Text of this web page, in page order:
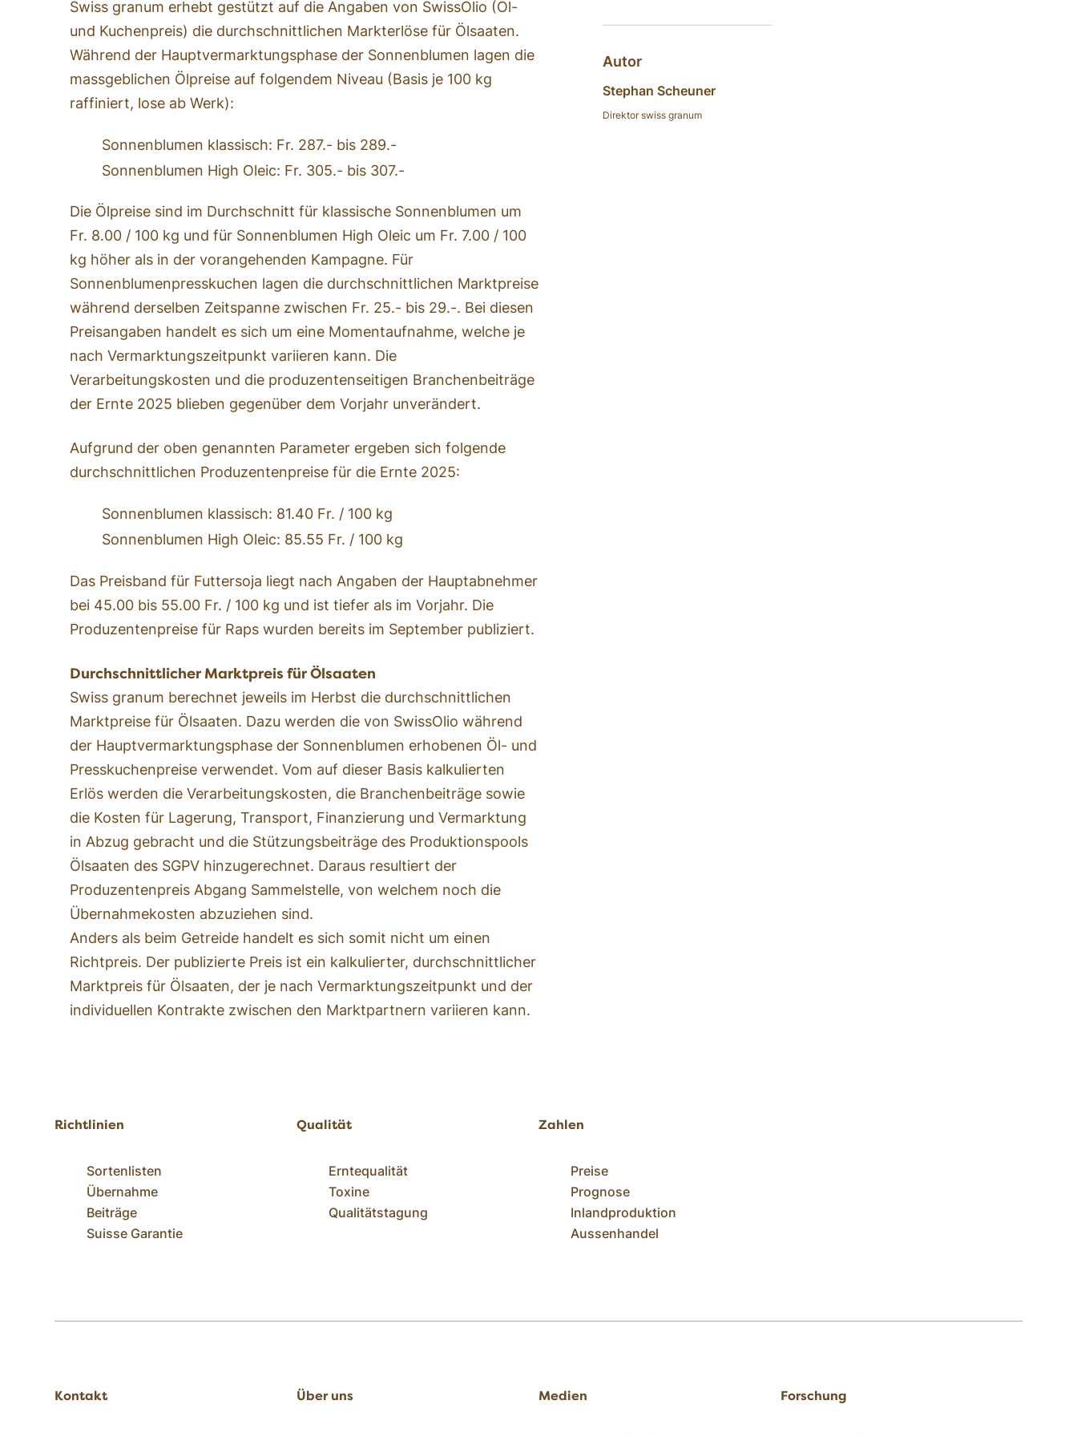
Swiss granum erhebt gestützt auf die Angaben von SwissOlio (Öl-
und Kuchenpreis) die durchschnittlichen Markterlöse für Ölsaaten.
Während der Hauptvermarktungsphase der Sonnenblumen lagen die
massgeblichen Ölpreise auf folgendem Niveau (Basis je 100 kg
raffiniert, lose ab Werk):
Sonnenblumen klassisch: Fr. 287.- bis 289.-
Sonnenblumen High Oleic: Fr. 305.- bis 307.-
Die Ölpreise sind im Durchschnitt für klassische Sonnenblumen um
Fr. 8.00 / 100 kg und für Sonnenblumen High Oleic um Fr. 7.00 / 100
kg höher als in der vorangehenden Kampagne. Für
Sonnenblumenpresskuchen lagen die durchschnittlichen Marktpreise
während derselben Zeitspanne zwischen Fr. 25.- bis 29.-. Bei diesen
Preisangaben handelt es sich um eine Momentaufnahme, welche je
nach Vermarktungszeitpunkt variieren kann. Die
Verarbeitungskosten und die produzentenseitigen Branchenbeiträge
der Ernte 2025 blieben gegenüber dem Vorjahr unverändert.
Aufgrund der oben genannten Parameter ergeben sich folgende
durchschnittlichen Produzentenpreise für die Ernte 2025:
Sonnenblumen klassisch: 81.40 Fr. / 100 kg
Sonnenblumen High Oleic: 85.55 Fr. / 100 kg
Das Preisband für Futtersoja liegt nach Angaben der Hauptabnehmer
bei 45.00 bis 55.00 Fr. / 100 kg und ist tiefer als im Vorjahr. Die
Produzentenpreise für Raps wurden bereits im September publiziert.
Durchschnittlicher Marktpreis für Ölsaaten
Swiss granum berechnet jeweils im Herbst die durchschnittlichen
Marktpreise für Ölsaaten. Dazu werden die von SwissOlio während
der Hauptvermarktungsphase der Sonnenblumen erhobenen Öl- und
Presskuchenpreise verwendet. Vom auf dieser Basis kalkulierten
Erlös werden die Verarbeitungskosten, die Branchenbeiträge sowie
die Kosten für Lagerung, Transport, Finanzierung und Vermarktung
in Abzug gebracht und die Stützungsbeiträge des Produktionspools
Ölsaaten des SGPV hinzugerechnet. Daraus resultiert der
Produzentenpreis Abgang Sammelstelle, von welchem noch die
Übernahmekosten abzuziehen sind.
Anders als beim Getreide handelt es sich somit nicht um einen
Richtpreis. Der publizierte Preis ist ein kalkulierter, durchschnittlicher
Marktpreis für Ölsaaten, der je nach Vermarktungszeitpunkt und der
individuellen Kontrakte zwischen den Marktpartnern variieren kann.
Autor
Stephan Scheuner
Direktor swiss granum
Richtlinien
Sortenlisten
Übernahme
Beiträge
Suisse Garantie
Qualität
Erntequalität
Toxine
Qualitätstagung
Zahlen
Preise
Prognose
Inlandproduktion
Aussenhandel
Kontakt Über uns Medien Forschung